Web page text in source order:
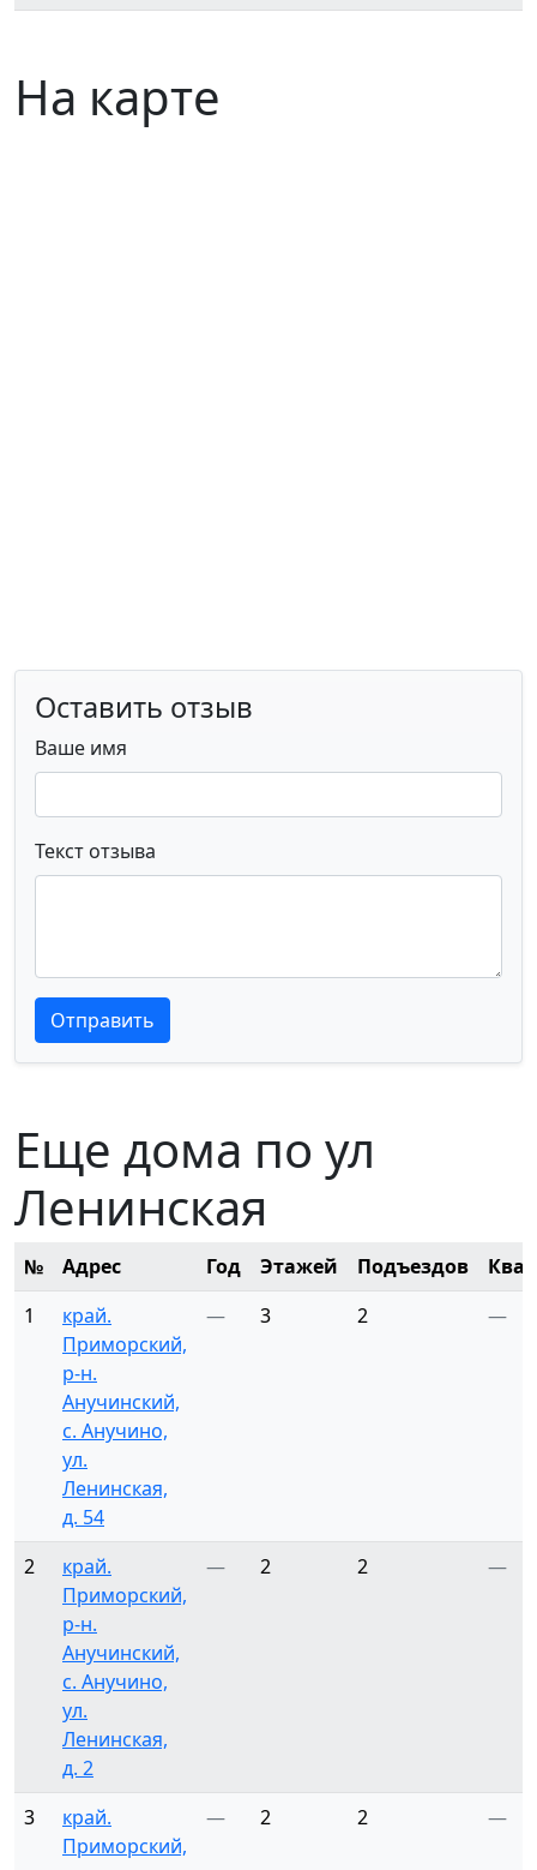
На карте
Оставить отзыв
Ваше имя
Текст отзыва
Текст отзыва
Текст отзыва
Отправить
Еще дома по ул
Ленинская
№ Адрес Год Этажей Подъездов
1
край.
Приморский,
р-н.
Анучинский,
с. Анучино,
ул.
Ленинская,
д. 54
— 3 2 —
2
край.
Приморский,
р-н.
Анучинский,
с. Анучино,
ул.
Ленинская,
д. 2
— 2 2 —
3
край.
Приморский,
— 2 2 —